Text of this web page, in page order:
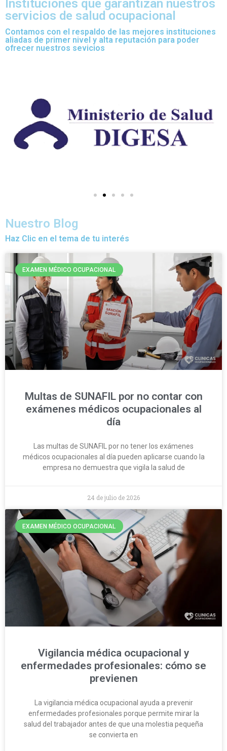
Instituciones que garantizan nuestros
servicios de salud ocupacional
Contamos con el respaldo de las mejores instituciones
aliadas de primer nivel y alta reputación para poder
ofrecer nuestros sevicios
Nuestro Blog
Haz Clic en el tema de tu interés
EXAMEN MÉDICO OCUPACIONAL
Multas de SUNAFIL por no contar con
exámenes médicos ocupacionales al
día
Las multas de SUNAFIL por no tener los exámenes
médicos ocupacionales al día pueden aplicarse cuando la
empresa no demuestra que vigila la salud de
24 de julio de 2026
EXAMEN MÉDICO OCUPACIONAL
Vigilancia médica ocupacional y
enfermedades profesionales: cómo se
previenen
La vigilancia médica ocupacional ayuda a prevenir
enfermedades profesionales porque permite mirar la
salud del trabajador antes de que una molestia pequeña
se convierta en